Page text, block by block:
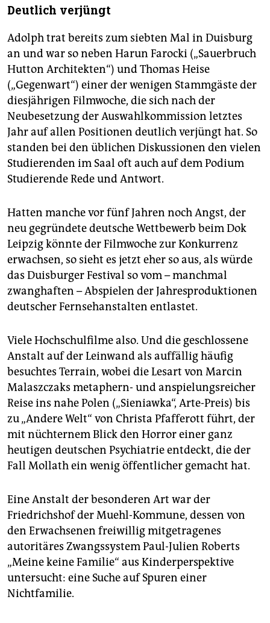
Deutlich verjüngt
Adolph trat bereits zum siebten Mal in Duisburg
an und war so neben Harun Farocki („Sauerbruch
Hutton Architekten“) und Thomas Heise
(„Gegenwart“) einer der wenigen Stammgäste der
diesjährigen Filmwoche, die sich nach der
Neubesetzung der Auswahlkommission letztes
Jahr auf allen Positionen deutlich verjüngt hat. So
standen bei den üblichen Diskussionen den vielen
Studierenden im Saal oft auch auf dem Podium
Studierende Rede und Antwort.
Hatten manche vor fünf Jahren noch Angst, der
neu gegründete deutsche Wettbewerb beim Dok
Leipzig könnte der Filmwoche zur Konkurrenz
erwachsen, so sieht es jetzt eher so aus, als würde
das Duisburger Festival so vom – manchmal
zwanghaften – Abspielen der Jahresproduktionen
deutscher Fernsehanstalten entlastet.
Viele Hochschulfilme also. Und die geschlossene
Anstalt auf der Leinwand als auffällig häufig
besuchtes Terrain, wobei die Lesart von Marcin
Malaszczaks metaphern- und anspielungsreicher
Reise ins nahe Polen („Sieniawka“, Arte-Preis) bis
zu „Andere Welt“ von Christa Pfafferott führt, der
mit nüchternem Blick den Horror einer ganz
heutigen deutschen Psychiatrie entdeckt, die der
Fall Mollath ein wenig öffentlicher gemacht hat.
Eine Anstalt der besonderen Art war der
Friedrichshof der Muehl-Kommune, dessen von
den Erwachsenen freiwillig mitgetragenes
autoritäres Zwangssystem Paul-Julien Roberts
„Meine keine Familie“ aus Kinderperspektive
untersucht: eine Suche auf Spuren einer
Nichtfamilie.